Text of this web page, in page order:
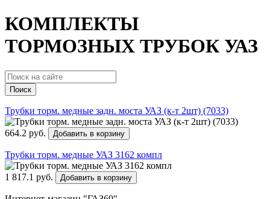
КОМПЛЕКТЫ
ТОРМОЗНЫХ ТРУБОК УАЗ
Поиск
Трубки торм. медные задн. моста УАЗ (к-т 2шт) (7033)
664.2 руб. Добавить в корзину
Трубки торм. медные УАЗ 3162 компл
1 817.1 руб. Добавить в корзину